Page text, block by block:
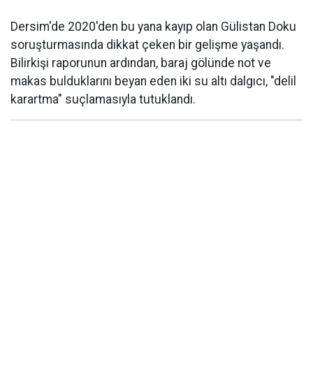
Dersim'de 2020'den bu yana kayıp olan Gülistan Doku
soruşturmasında dikkat çeken bir gelişme yaşandı.
Bilirkişi raporunun ardından, baraj gölünde not ve
makas bulduklarını beyan eden iki su altı dalgıcı, "delil
karartma" suçlamasıyla tutuklandı.